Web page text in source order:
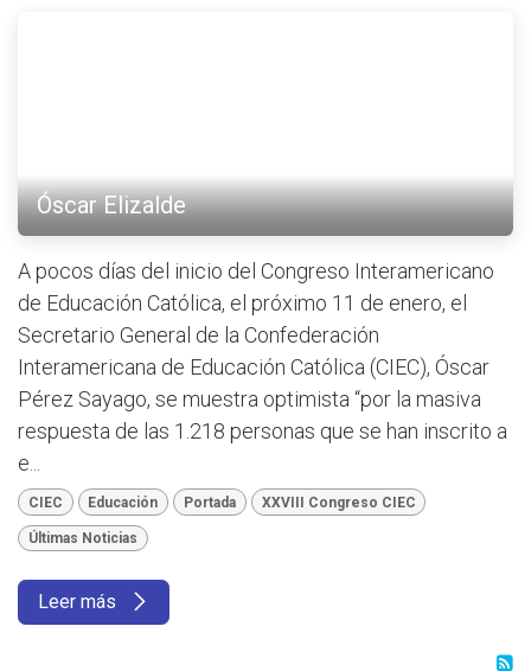
Óscar Elizalde
A pocos días del inicio del Congreso Interamericano
de Educación Católica, el próximo 11 de enero, el
Secretario General de la Confederación
Interamericana de Educación Católica (CIEC), Óscar
Pérez Sayago, se muestra optimista “por la masiva
respuesta de las 1.218 personas que se han inscrito a
e...
CIEC Educación Portada XXVIII Congreso CIEC
Últimas Noticias
Leer más